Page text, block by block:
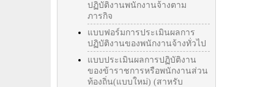
ปฏิบัติงานพนักงานจ้างตาม
ภารกิจ
แบบฟอร์มการประเมินผลการ
ปฏิบัติงานของพนักงานจ้างทั่วไป
แบบประเมินผลการปฏิบัติงาน
ของข้าราชการหรือพนักงานส่วน
ท้องถิ่น(แบบใหม่) (สาหรับ